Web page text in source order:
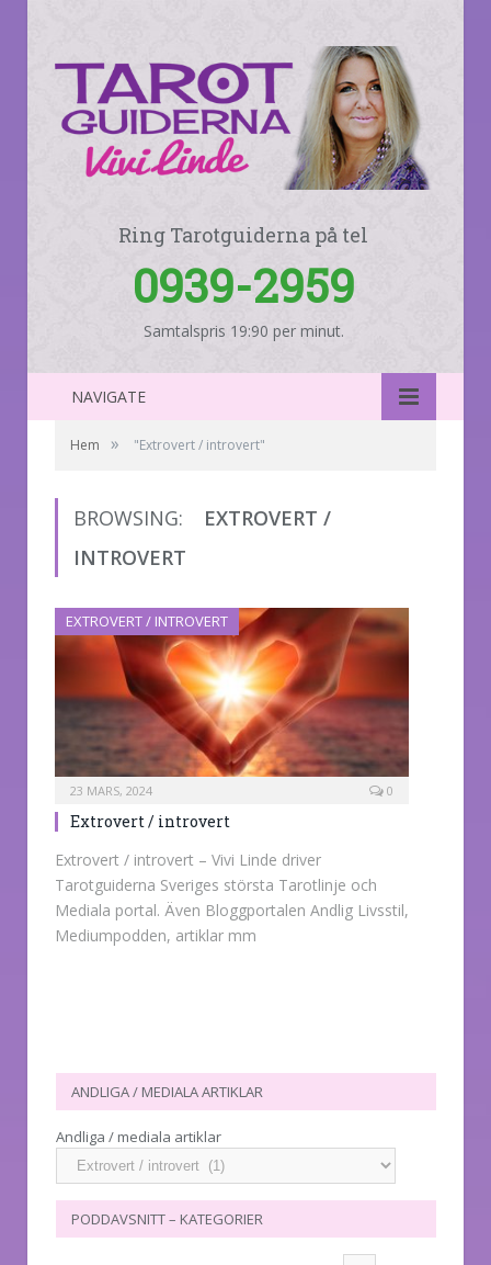
Ring Tarotguiderna på tel
0939-2959
Samtalspris 19:90 per minut.
NAVIGATE
Hem » "Extrovert / introvert"
BROWSING:
EXTROVERT /
INTROVERT
EXTROVERT / INTROVERT
23 MARS, 2024 0
Extrovert / introvert
Extrovert / introvert – Vivi Linde driver
Tarotguiderna Sveriges största Tarotlinje och
Mediala portal. Även Bloggportalen Andlig Livsstil,
Mediumpodden, artiklar mm
ANDLIGA / MEDIALA ARTIKLAR
Andliga / mediala artiklar
PODDAVSNITT – KATEGORIER